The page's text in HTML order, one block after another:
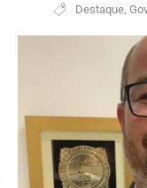
Destaque,